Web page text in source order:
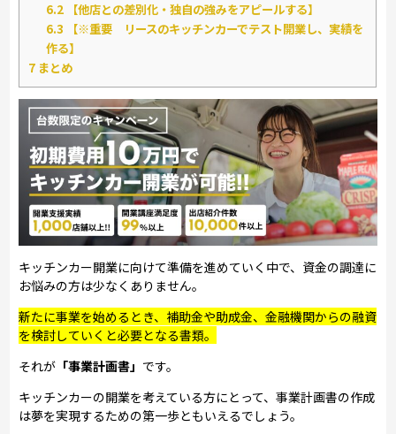
6.2 【他店との差別化・独自の強みをアピールする】
6.3 【※重要 リースのキッチンカーでテスト開業し、実績を
作る】
7 まとめ
キッチンカー開業に向けて準備を進めていく中で、資金の調達に
お悩みの方は少なくありません。
新たに事業を始めるとき、補助金や助成金、金融機関からの融資
を検討していくと必要となる書類。
それが 「事業計画書」 です。
キッチンカーの開業を考えている方にとって、事業計画書の作成
は夢を実現するための第一歩ともいえるでしょう。